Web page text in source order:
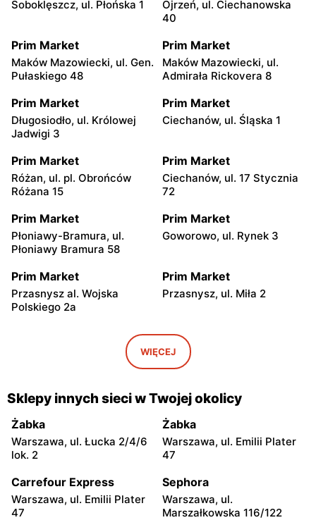
Soboklęszcz, ul. Płońska 1
Ojrzeń, ul. Ciechanowska
40
Prim Market
Maków Mazowiecki, ul. Gen.
Pułaskiego 48
Prim Market
Maków Mazowiecki, ul.
Admirała Rickovera 8
Prim Market
Długosiodło, ul. Królowej
Jadwigi 3
Prim Market
Ciechanów, ul. Śląska 1
Prim Market
Różan, ul. pl. Obrońców
Różana 15
Prim Market
Ciechanów, ul. 17 Stycznia
72
Prim Market
Płoniawy-Bramura, ul.
Płoniawy Bramura 58
Prim Market
Goworowo, ul. Rynek 3
Prim Market
Przasnysz al. Wojska
Polskiego 2a
Prim Market
Przasnysz, ul. Miła 2
Krasnosielc, ul. Rynek 41
Prim Market
Czerwin, ul. Mazowiecka 13
Drążdżewo, ul. Drążdżewo
Zaręby Kościelne, ul. Farna
22A
Prim Market
Olszewo-Borki, ul. Jana
Prim Market
Jednorożec, ul. Odrodzenia
Prim Market
Ostrołęka, ul. Goworowska
Prim Market
Ostrołęka, ul. Gen. Józefa
WIĘCEJ
Sklepy innych sieci w Twojej okolicy
Żabka
Warszawa, ul. Łucka 2/4/6
lok. 2
Żabka
Warszawa, ul. Emilii Plater
47
Carrefour Express
Warszawa, ul. Emilii Plater
47
Sephora
Warszawa, ul.
Marszałkowska 116/122